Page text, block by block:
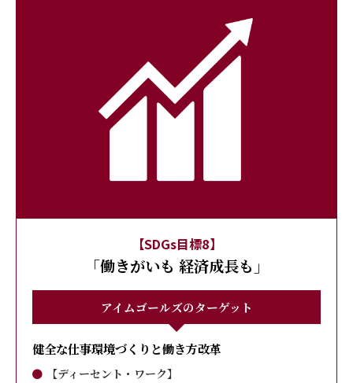
【SDGs目標8】
「働きがいも 経済成長も」
アイムゴールズのターゲット
健全な仕事環境づくりと働き方改革
【ディーセント・ワーク】